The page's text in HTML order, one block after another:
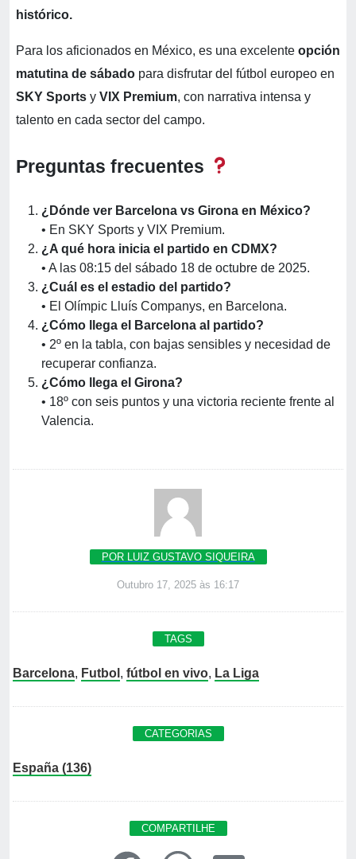
histórico.
Para los aficionados en México, es una excelente opción
matutina de sábado para disfrutar del fútbol europeo en
SKY Sports y VIX Premium, con narrativa intensa y
talento en cada sector del campo.
Preguntas frecuentes
¿Dónde ver Barcelona vs Girona en México?
• En SKY Sports y VIX Premium.
¿A qué hora inicia el partido en CDMX?
• A las 08:15 del sábado 18 de octubre de 2025.
¿Cuál es el estadio del partido?
• El Olímpic Lluís Companys, en Barcelona.
¿Cómo llega el Barcelona al partido?
• 2º en la tabla, con bajas sensibles y necesidad de
recuperar confianza.
¿Cómo llega el Girona?
• 18º con seis puntos y una victoria reciente frente al
Valencia.
POR LUIZ GUSTAVO SIQUEIRA
Outubro 17, 2025 às 16:17
TAGS
Barcelona, Futbol , fútbol en vivo, La Liga
CATEGORIAS
España (136)
COMPARTILHE